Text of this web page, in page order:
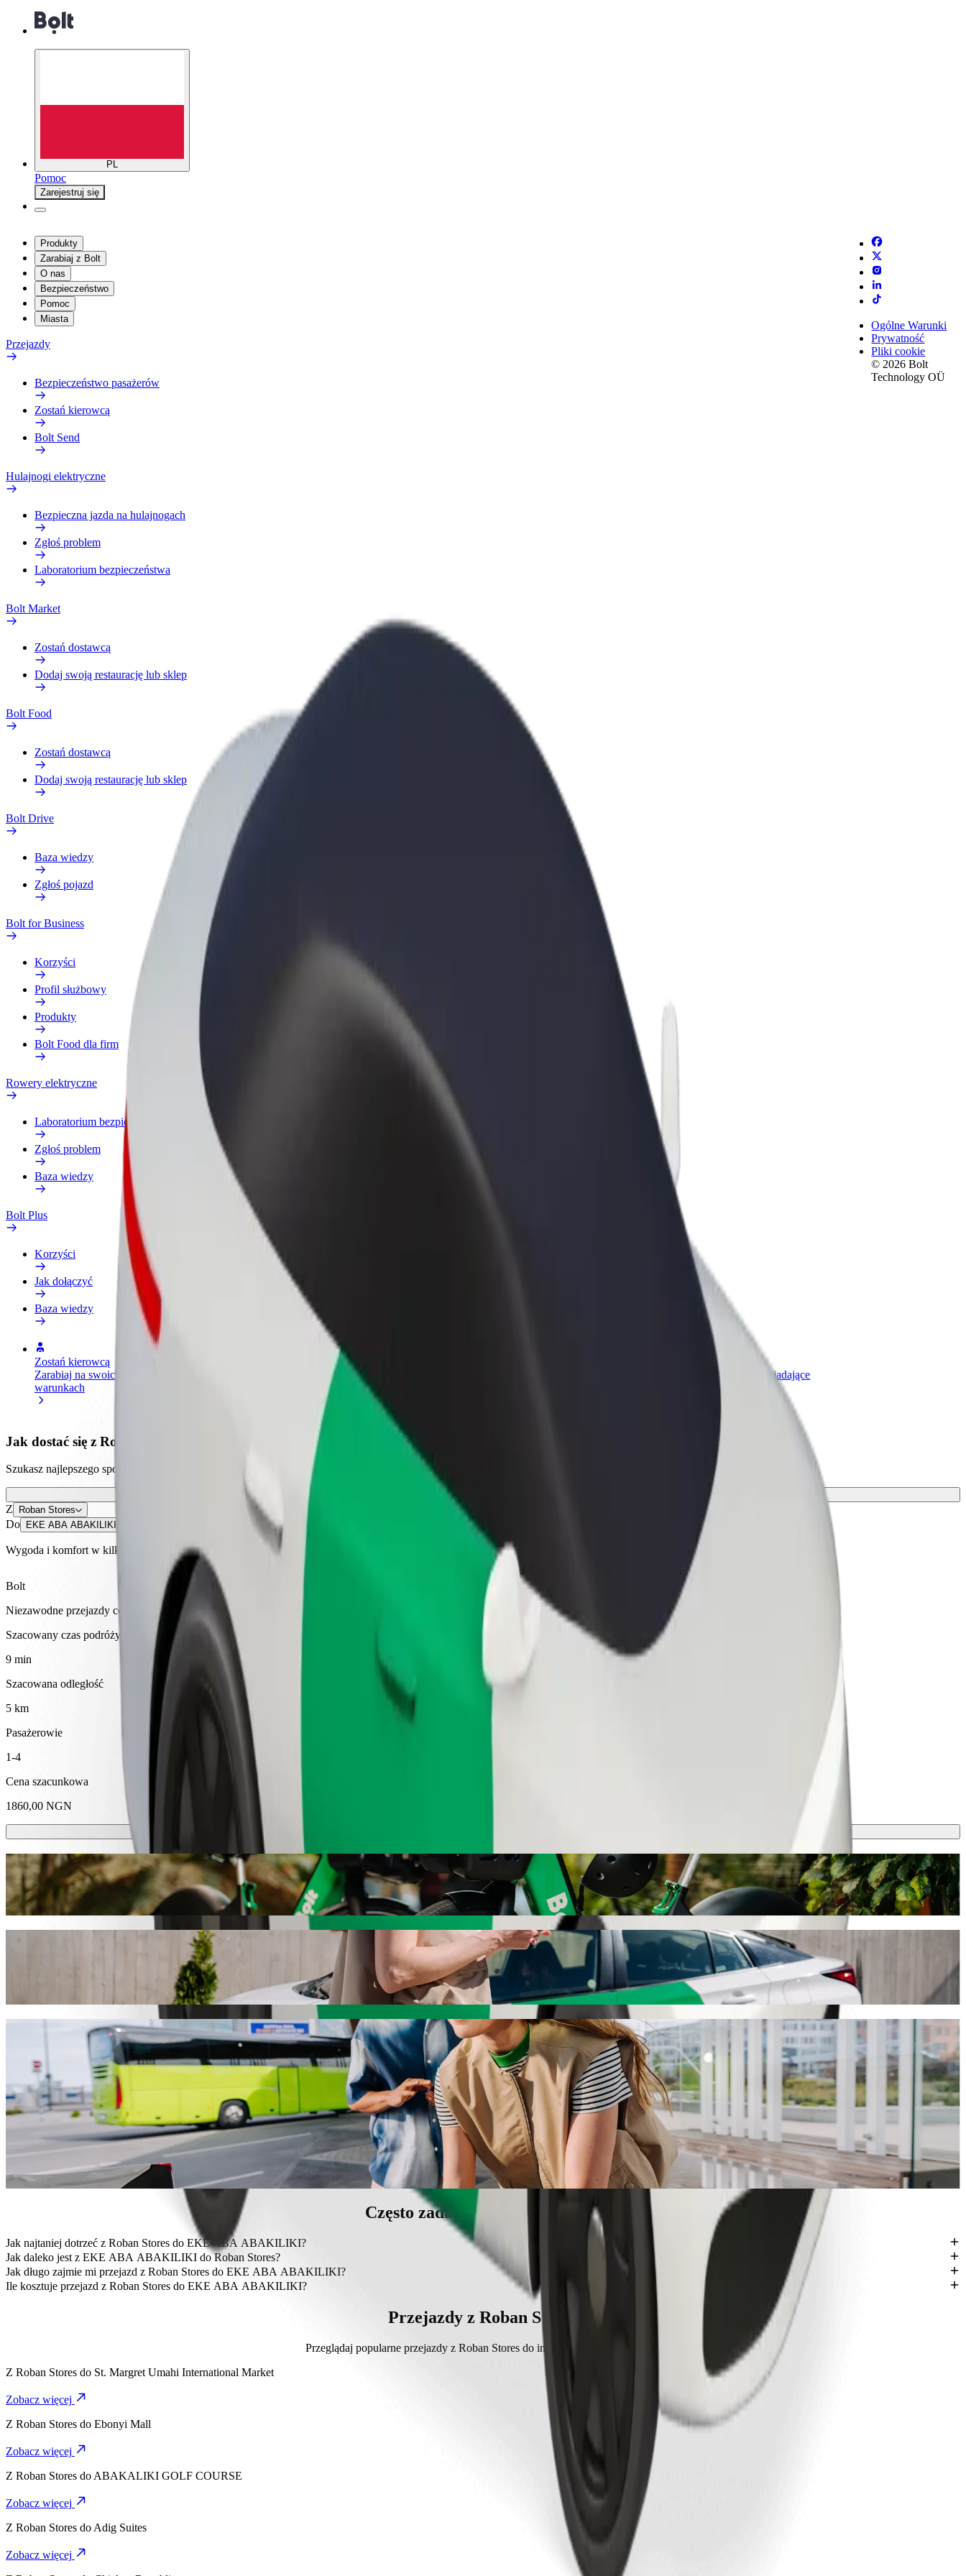
PL
Pomoc
Zarejestruj się
Produkty
Zarabiaj z Bolt
O nas
Bezpieczeństwo
Pomoc
Miasta
Przejazdy
Bezpieczeństwo pasażerów
Zostań kierowcą
Bolt Send
Hulajnogi elektryczne
Bezpieczna jazda na hulajnogach
Zgłoś problem
Laboratorium bezpieczeństwa
Bolt Market
Zostań dostawcą
Dodaj swoją restaurację lub sklep
Bolt Food
Zostań dostawcą
Dodaj swoją restaurację lub sklep
Bolt Drive
Baza wiedzy
Zgłoś pojazd
Bolt for Business
Korzyści
Profil służbowy
Produkty
Bolt Food dla firm
Rowery elektryczne
Laboratorium bezpieczeństwa
Zgłoś problem
Baza wiedzy
Bolt Plus
Korzyści
Jak dołączyć
Baza wiedzy
Zostań kierowcą
Zarabiaj na swoich
warunkach
Dodaj swoją restaurację lub sklep
Dotrzyj do większej liczby klientów
i zwiększ zyski
Bolt for Business
Produkty i usługi Bolt odpowiadające
potrzebom Twojej firmy
Ogólne Warunki
Prywatność
Pliki cookie
© 2026 Bolt
Technology OÜ
Jak dostać się z Roban Stores do EKE ABA ABAKILIKI
Szukasz najlepszego sposobu na dotarcie z Roban Stores do EKE ABA ABAKILIKI? Zapoznaj się z naszymi usługami i znajdź dla siebie idealny środek transportu.
Pobierz Bolt Food
Z Roban Stores
Do EKE ABA ABAKILIKI
Wygoda i komfort w kilku kliknięciach!
Bolt
Niezawodne przejazdy codziennymi samochodami średniej wielkości.
Szacowany czas podróży
9 min
Szacowana odległość
5 km
Pasażerowie
1-4
Cena szacunkowa
1860,00 NGN
Hulajnóg lub rowerów elektrycznych
Poruszaj się po Abakaliki hulajnogami lub rowerami elektrycznymi
Pobierz aplikację Bolt
Pojedź z Roban Stores do EKE ABA ABAKILIKI z Bolt
Zalecamy przejazd Bolt, jeśli chcesz dotrzeć do EKE ABA ABAKILIKI w jak najlepszej cenie. Podróż zajmie ok. 9 min, a jego cena wyniesie ok. 1860,00 NGN NGN. Bez względu na okazję, znajdziemy dla
Ciebie idealny pojazd.
Usługi Bolt, aby dojechać z Roban Stores do EKE ABA ABAKILIKI
Dużo bagażu? Zarezerwuj vany XL, które pomieszczą do 6 osób.
Chcesz dojechać ze stylem? Wypróbuj samochody premium Bolt.
Podróżujesz z dziećmi? Zamów przejazd samochodem z podstawką dla dziecka.
Twój pupil jedzie z Tobą? Wypróbuj nasze przejazdy przyjazne zwierzętom.
Potrzebujesz dodatkowej pomocy? Nasza kategoria Assist oferuje pojazdy dostępne dla wózków inwalidzkich (WAV).
Niedrogie przejazdy? Skorzystaj z kompaktowych samochodów w niższej cenie z Bolt Basic.
Pobierz aplikację Bolt
Często zadawane pytania (FAQ)
Jak najtaniej dotrzeć z Roban Stores do EKE ABA ABAKILIKI?
Najbardziej przystępna cenowo opcja dojazdu z Roban Stores do EKE ABA ABAKILIKI to Bolt, którego koszt wyniesie około 1860,00 NGN NGN.
Jak daleko jest z EKE ABA ABAKILIKI do Roban Stores?
EKE ABA ABAKILIKI znajduje się około 5 km od Roban Stores.Jak długo zajmie mi przejazd z Roban Stores do EKE ABA ABAKILIKI?
Dojazd z Roban Stores do EKE ABA ABAKILIKI Bolt zajmie ok. 9 min.
Ile kosztuje przejazd z Roban Stores do EKE ABA ABAKILIKI?
Przejazdy z Roban Stores
Przeglądaj popularne przejazdy z Roban Stores do innych miejsc w Abakaliki.
Z Roban Stores do St. Margret Umahi International Market
Zobacz więcej
Z Roban Stores do Ebonyi Mall
Zobacz więcej
Z Roban Stores do ABAKALIKI GOLF COURSE
Zobacz więcej
Z Roban Stores do Adig Suites
Zobacz więcej